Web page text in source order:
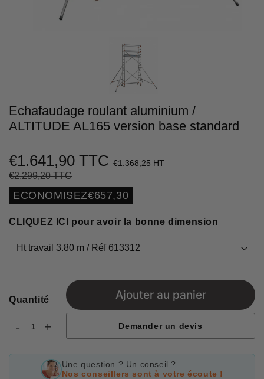
Echafaudage roulant aluminium /
ALTITUDE AL165 version base standard
€1.641,90 TTC €1.368,25 HT
€2.299,20 TTC
régulier
réduit
Unit
price
ECONOMISEZ€657,30
CLIQUEZ ICI pour avoir la bonne dimension
Quantité
- +
Ajouter au panier
Demander un devis
Une question ? Un conseil ?
Nos conseillers sont à votre écoute !